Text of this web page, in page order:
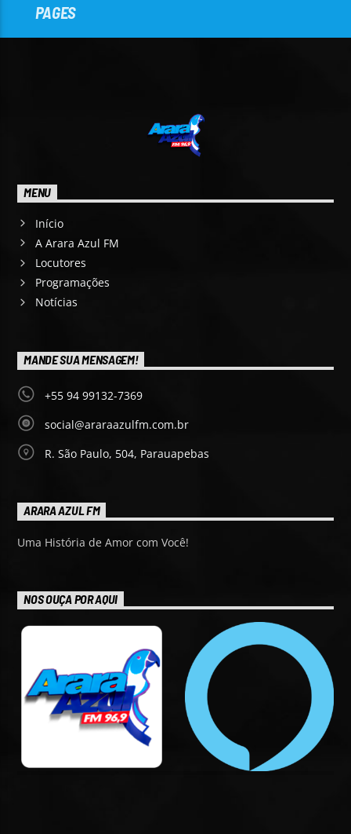
PAGES
MENU
Início
A Arara Azul FM
Locutores
Programações
Notícias
MANDE SUA MENSAGEM!
+55 94 99132-7369
social@araraazulfm.com.br
R. São Paulo, 504, Parauapebas
ARARA AZUL FM
Uma História de Amor com Você!
NOS OUÇA POR AQUI